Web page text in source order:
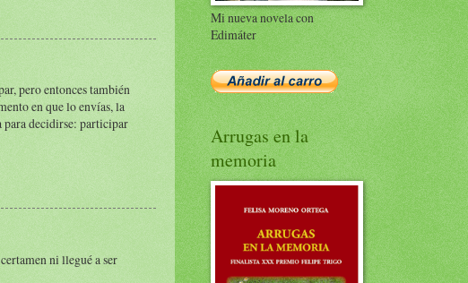
pero entonces también
en que lo envías, la
para decidirse: participar
ni llegué a ser
Mi nueva novela con
Edimáter
Arrugas en la
memoria